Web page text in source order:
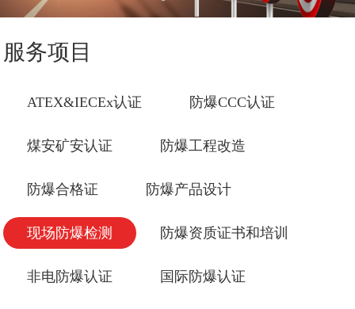
服务项目
ATEX&IECEx认证 防爆CCC认证
煤安矿安认证 防爆工程改造
防爆合格证 防爆产品设计
现场防爆检测 防爆资质证书和培训
非电防爆认证 国际防爆认证